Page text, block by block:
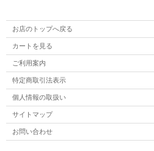
お店のトップへ戻る
カートを見る
ご利用案内
特定商取引法表示
個人情報の取扱い
サイトマップ
お問い合わせ